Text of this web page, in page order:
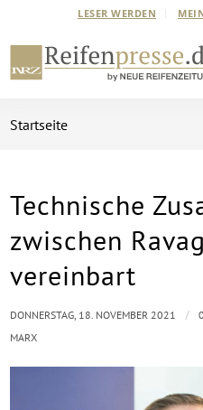
LESER WERDEN
Startseite
Technische
zwischen
vereinbart
DONNERSTAG, 18. NOVEMBER 2021 /
MARX